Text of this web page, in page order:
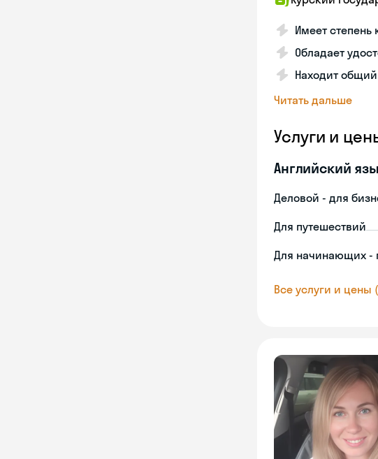
Имеет степень
Обладает
Находит
Читать дальше
Услуги и
Английский
Деловой - для
Для путешествий
Для начинающих -
Все услуги и цены